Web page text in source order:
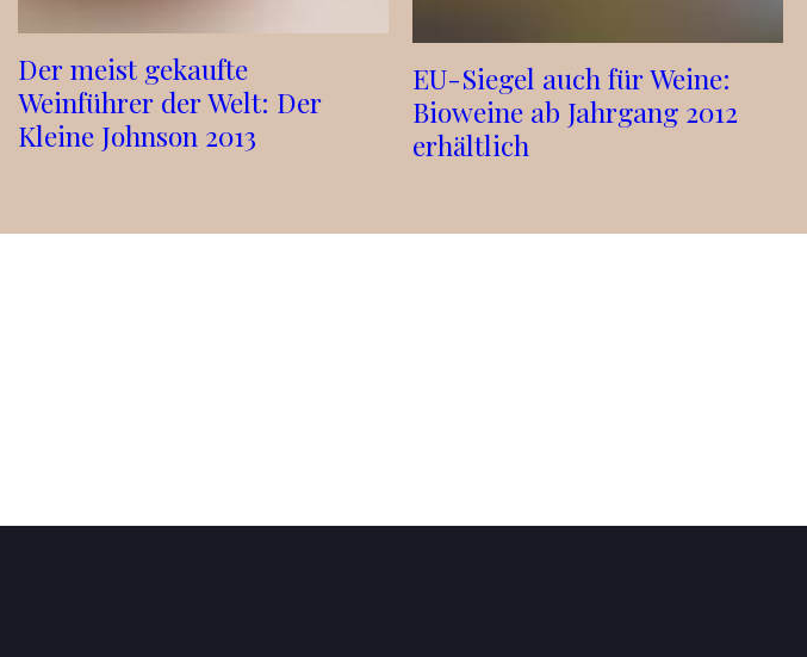
Der meist gekaufte
Weinführer der Welt: Der
Kleine Johnson 2013
EU-Siegel auch für Weine:
Bioweine ab Jahrgang 2012
erhältlich